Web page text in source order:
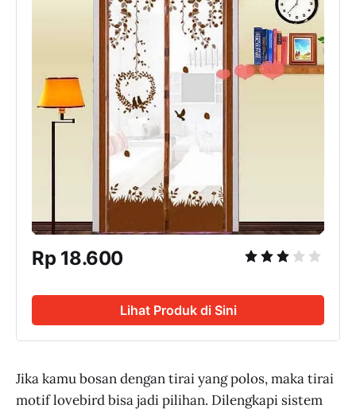
Rp 18.600
Lihat Produk di Sini
Jika kamu bosan dengan tirai yang polos, maka tirai
motif lovebird bisa jadi pilihan. Dilengkapi sistem